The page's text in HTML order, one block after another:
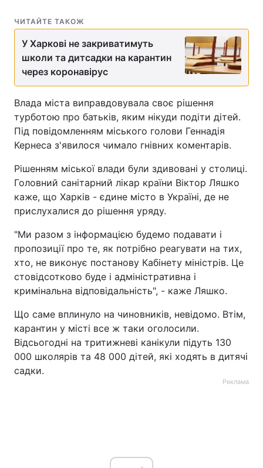
ЧИТАЙТЕ ТАКОЖ
У Харкові не закриватимуть
школи та дитсадки на карантин
через коронавірус
Влада міста виправдовувала своє рішення
турботою про батьків, яким нікуди подіти дітей.
Під повідомленням міського голови Геннадія
Кернеса з'явилося чимало гнівних коментарів.
Рішенням міської влади були здивовані у столиці.
Головний санітарний лікар країни Віктор Ляшко
каже, що Харків - єдине місто в Україні, де не
прислухалися до рішення уряду.
"Ми разом з інформацією будемо подавати і
пропозиції про те, як потрібно реагувати на тих,
хто, не виконує постанову Кабінету міністрів. Це
стовідсотково буде і адміністративна і
кримінальна відповідальність", - каже Ляшко.
Що саме вплинуло на чиновників, невідомо. Втім,
карантин у місті все ж таки оголосили.
Відсьогодні на тритижневі канікули підуть 130
000 школярів та 48 000 дітей, які ходять в дитячі
садки.
Реклама